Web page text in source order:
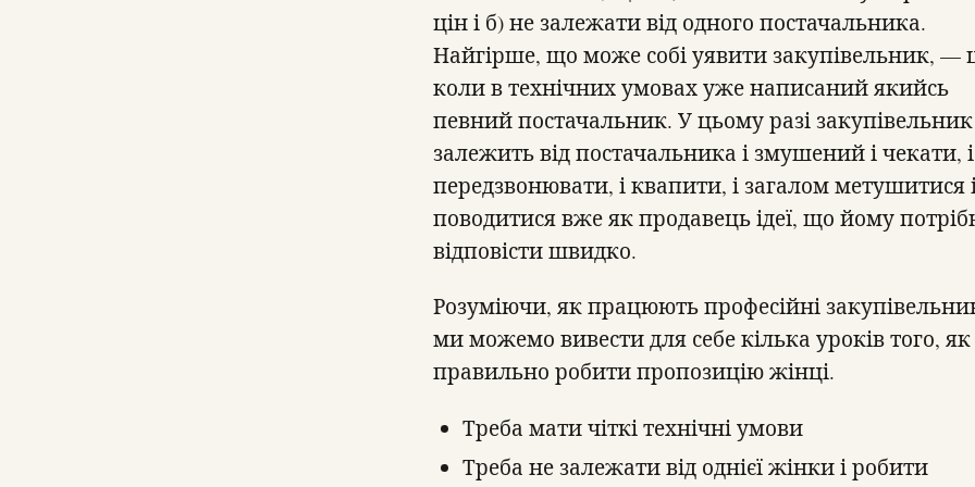
цін і б) не залежати від одного постачальника.
Найгірше, що може собі уявити закупівельник, —
коли в технічних умовах уже написаний якийсь
певний постачальник. У цьому разі закупівельник
залежить від постачальника і змушений і чекати, і
передзвонювати, і квапити, і загалом метушитися і
поводитися вже як продавець ідеї, що йому
відповісти швидко.
Розуміючи, як працюють професійні
ми можемо вивести для себе кілька уроків того, як
правильно робити пропозицію жінці.
Треба мати чіткі технічні умови
Треба не залежати від однієї жінки і робити